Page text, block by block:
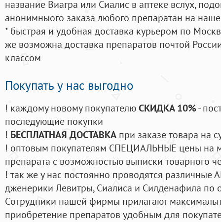
название Виагра или Сиалис в аптеке вслух,
анонимныого заказа любого препаратан на
* быстрая и удобная доставка курьером по
же возможна доставка препаратов почтой
классом
Покупать у нас выгодно
! каждому новому покупателюСКИДКА 10%-
последующие покупки
! БЕСПЛАТНАЯ ДОСТАВКА при заказе товара на
! оптовым покупателям СПЕЦИАЛЬНЫЕ цены на
препарата с возможностью выписки товарного
! так же у нас постоянно проводятся
дженерики Левитры, Сиалиса и Силденафила по
Cотрудники нашей фирмы прилагают
приобретение препаратов удобным для